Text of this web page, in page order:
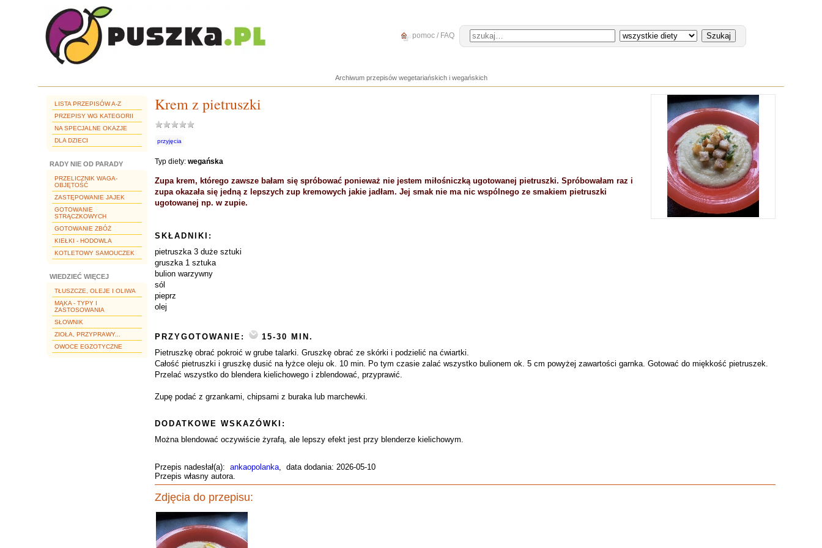
pomoc / FAQ
Archiwum przepisów wegetariańskich i wegańskich
LISTA PRZEPISÓW A-Z
PRZEPISY WG KATEGORII
NA SPECJALNE OKAZJE
DLA DZIECI
RADY NIE OD PARADY
PRZELICZNIK WAGA-
OBJĘTOŚĆ
ZASTĘPOWANIE JAJEK
GOTOWANIE
STRĄCZKOWYCH
GOTOWANIE ZBÓŻ
KIEŁKI - HODOWLA
KOTLETOWY SAMOUCZEK
WIEDZIEĆ WIĘCEJ
TŁUSZCZE, OLEJE I OLIWA
MĄKA - TYPY I
ZASTOSOWANIA
SŁOWNIK
ZIOŁA, PRZYPRAWY...
OWOCE EGZOTYCZNE
Krem z pietruszki
przyjęcia
Typ diety: wegańska
Zupa krem, którego zawsze bałam się spróbować ponieważ nie jestem miłośniczką ugotowanej pietruszki. Spróbowałam raz i
zupa okazała się jedną z lepszych zup kremowych jakie jadłam. Jej smak nie ma nic wspólnego ze smakiem pietruszki
ugotowanej np. w zupie.
SKŁADNIKI:
pietruszka 3 duże sztuki
gruszka 1 sztuka
bulion warzywny
sól
pieprz
olej
PRZYGOTOWANIE:
15-30 MIN.
Pietruszkę obrać pokroić w grube talarki. Gruszkę obrać ze skórki i podzielić na ćwiartki.
Całość pietruszki i gruszkę dusić na łyżce oleju ok. 10 min. Po tym czasie zalać wszystko bulionem ok. 5 cm powyżej zawartości garnka. Gotować do miękkość pietruszek.
Przelać wszystko do blendera kielichowego i zblendować, przyprawić.
Zupę podać z grzankami, chipsami z buraka lub marchewki.
DODATKOWE WSKAZÓWKI:
Można blendować oczywiście żyrafą, ale lepszy efekt jest przy blenderze kielichowym.
Przepis nadesłał(a): ankaopolanka, data dodania: 2026-05-10
Przepis własny autora.
Zdjęcia do przepisu: